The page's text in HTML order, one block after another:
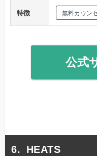
特徴 無料カウン
公式
HEATS